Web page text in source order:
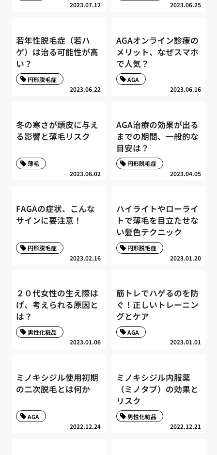
2023.07.12 2023.06.25
若年性脱毛症（若ハ
ゲ）は治る可能性が高
い？
2023.06.22
円形脱毛症
AGAオンライン診療の
メリット、なぜスマホ
で人気？
2023.06.16
AGA
冬の寒さが頭皮に与え
る影響と薄毛リスク
2023.06.02
薄毛
AGA治療の効果が出る
までの期間、一般的な
目安は？
2023.04.05
円形脱毛症
FAGAの症状、こんな
サインに要注意！
2023.02.16
円形脱毛症
ハイライトやローライ
トで薄毛を目立たせな
い髪色テクニック
2023.01.20
円形脱毛症
２０代女性の生え際は
げ、考えられる原因と
は？
2023.01.06
男性化粧品
筋トレでハゲるのを防
ぐ！正しいトレーニン
グとケア
2023.01.01
AGA
ミノキシジル使用初期
の二次脱毛とは何か
2022.12.24
AGA
ミノキシジル内服薬
（ミノタブ）の効果と
リスク
2022.12.21
男性化粧品